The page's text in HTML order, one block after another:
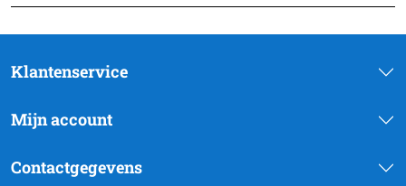
Klantenservice
Mijn account
Contactgegevens